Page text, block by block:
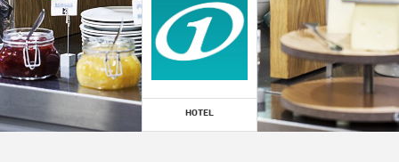
GREEN ATTRACTION
HOTEL